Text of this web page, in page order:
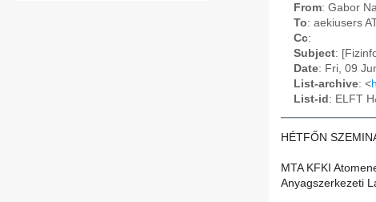
From: Gabor
To: aekiusers
Cc:
Subject:
Date: Fri, 09
List-archive: <
List-id : ELFT
HÉTFŐN
MTA KFKI
Anyagszerkezeti